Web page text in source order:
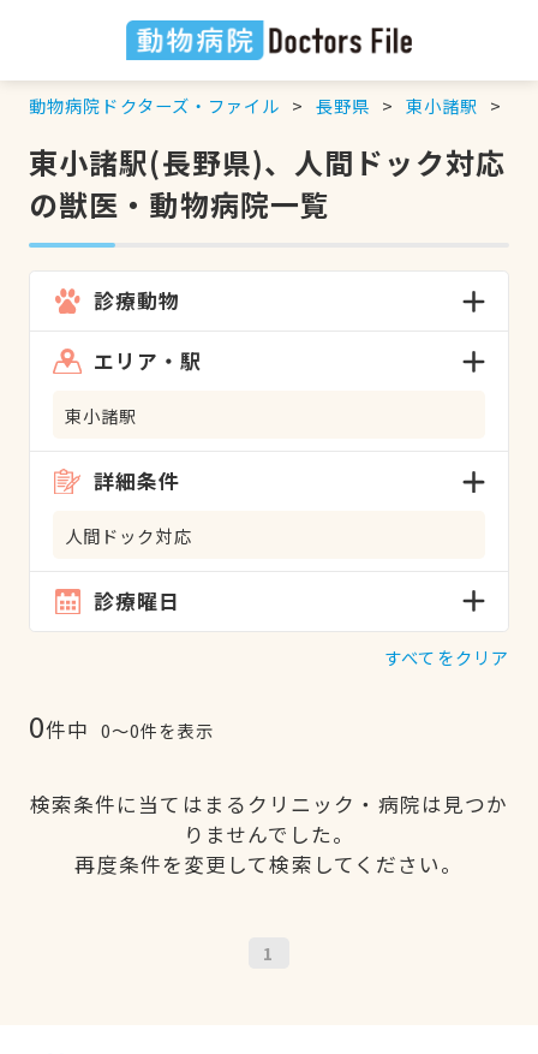
動物病院ドクターズ・ファイル 長野県 東小諸駅
東小諸駅(長野県)、人間ドック対応
の獣医・動物病院一覧
診療動物
エリア・駅
東小諸駅
詳細条件
人間ドック対応
診療曜日
すべてをクリア
0件中 0〜0件を表示
検索条件に当てはまるクリニック・病院は見つか
りませんでした。
再度条件を変更して検索してください。
1